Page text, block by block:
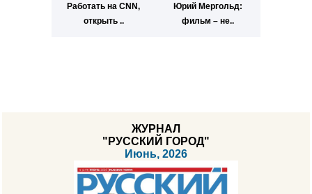
Работать на CNN,
открыть ..
Юрий Мергольд:
фильм – не..
ЖУРНАЛ
"РУССКИЙ ГОРОД"
Июнь, 2026